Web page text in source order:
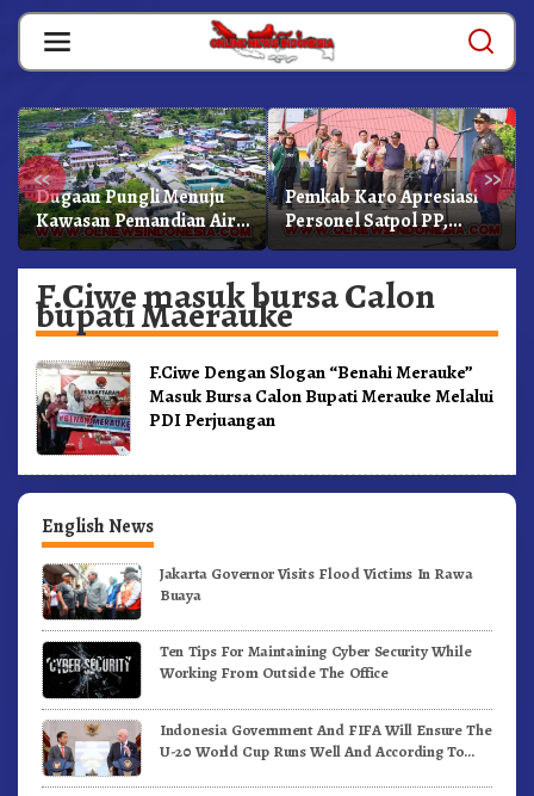
Skip
content
« »
Dugaan Pungli Menuju
Kawasan Pemandian Air
Panas Semangat Gunung
– Doulu Foto Dan
Videokan!
Pemkab Karo Apresiasi
Personel Satpol PP,
Linmas, Dan Pemadam
Kebakaran
F.Ciwe masuk bursa Calon
bupati Maerauke
F.Ciwe Dengan Slogan “Benahi Merauke”
Masuk Bursa Calon Bupati Merauke Melalui
PDI Perjuangan
English News
Jakarta Governor Visits Flood Victims In Rawa
Buaya
Ten Tips For Maintaining Cyber Security While
Working From Outside The Office
Indonesia Government And FIFA Will Ensure The
U-20 World Cup Runs Well And According To